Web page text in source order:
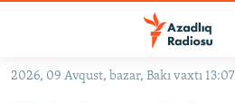
Əsas
2026, 09 Avqust, bazar, Bakı vaxtı 13:07